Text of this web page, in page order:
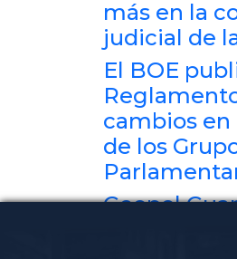
más en la
judicial de
El BOE
cambios
de los
Geopol